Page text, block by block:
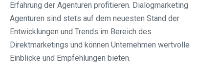
Erfahrung der Agenturen profitieren. Dialogmarketing
Agenturen sind stets auf dem neuesten Stand der
Entwicklungen und Trends im Bereich des
Direktmarketings und können Unternehmen wertvolle
Einblicke und Empfehlungen bieten.